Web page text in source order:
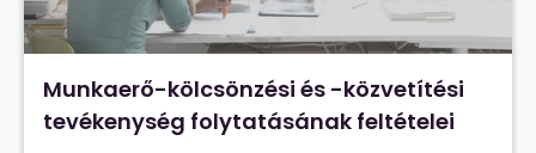
Munkaerő-kölcsönzési és -közvetítési
tevékenység folytatásának feltételei